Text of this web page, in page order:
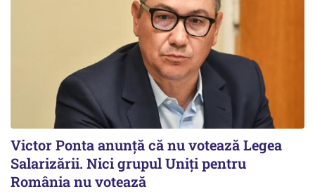
Victor Ponta anunţă că nu votează Legea
Salarizării. Nici grupul Uniţi pentru
România nu votează